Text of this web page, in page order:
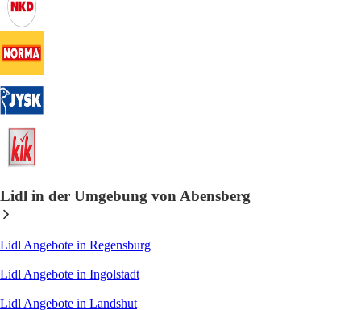
Lidl in der Umgebung von Abensberg
Lidl Angebote in Regensburg
Lidl Angebote in Ingolstadt
Lidl Angebote in Landshut